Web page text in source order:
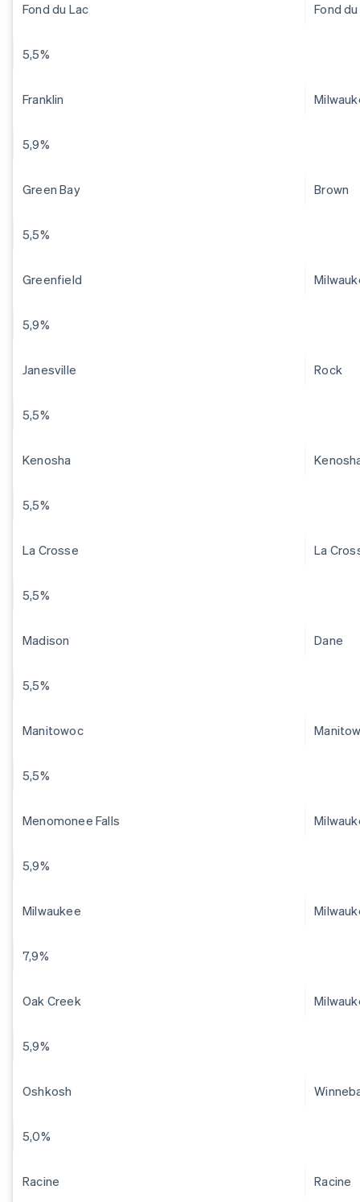
Fond du Lac Fond
5,5%
Franklin
5,9%
Green Bay Brown
5,5%
Greenfield
5,9%
Janesville Rock
5,5%
Kenosha
5,5%
La Crosse La
5,5%
Madison Dane
5,5%
Manitowoc
5,5%
Menomonee Falls
5,9%
Milwaukee
7,9%
Oak Creek
5,9%
Oshkosh
5,0%
Racine Racine